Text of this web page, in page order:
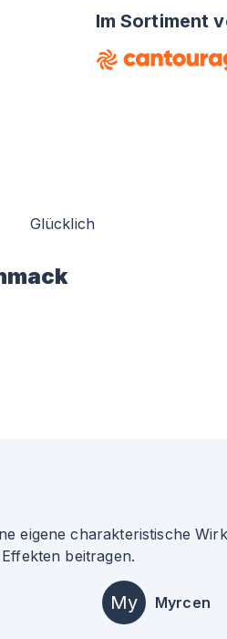
Im Sortiment
Glücklich
eigene charakteristische
beitragen.
My Myrcen